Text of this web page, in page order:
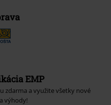
EMP
zdarma a využite všetky nové
výhody!